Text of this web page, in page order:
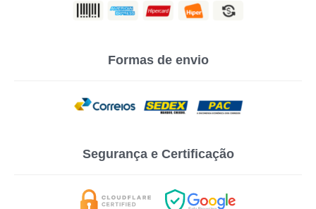
Formas de envio
Segurança e Certificação